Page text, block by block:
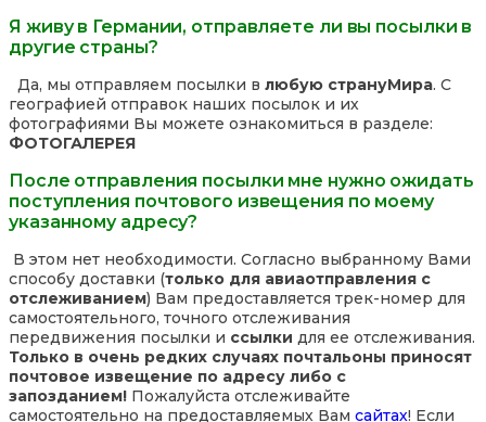
Я живу в Германии, отправляете ли вы посылки в
другие страны?
Да, мы отправляем посылки в любую странуМира. С
географией отправок наших посылок и их
фотографиями Вы можете ознакомиться в разделе:
ФОТОГАЛЕРЕЯ
После отправления посылки мне нужно ожидать
поступления почтового извещения по моему
указанному адресу?
В этом нет необходимости. Согласно выбранному Вами
способу доставки (только для авиаотправления с
отслеживанием) Вам предоставляется трек-номер для
самостоятельного, точного отслеживания
передвижения посылки и ссылки для ее отслеживания.
Только в очень редких случаях почтальоны приносят
почтовое извещение по адресу либо с
запозданием! Пожалуйста отслеживайте
самостоятельно на предоставляемых Вам сайтах! Если